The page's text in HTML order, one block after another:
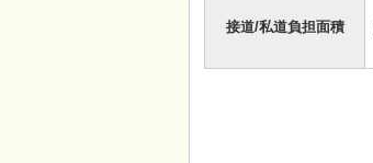
接道/私道負担面積